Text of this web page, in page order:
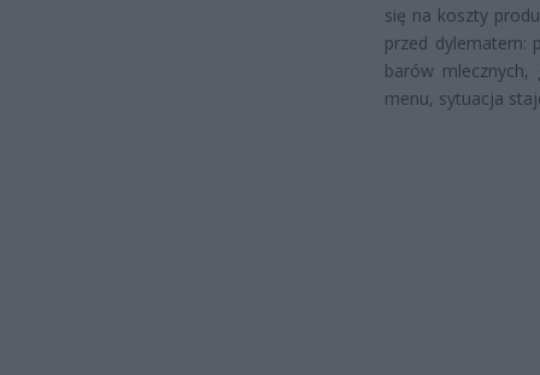
się na koszty
przed dylematem:
barów
menu, sytuacja